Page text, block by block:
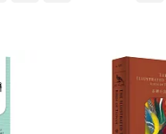
自然保育署(5)